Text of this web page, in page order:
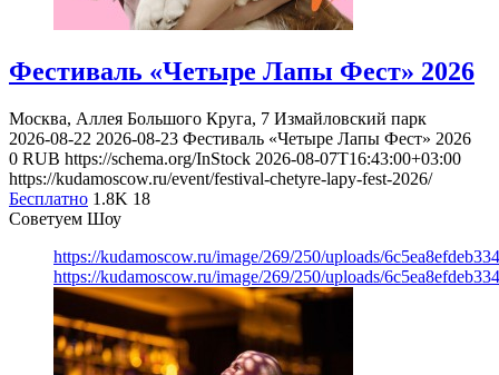
Фестиваль «Четыре Лапы Фест» 2026
Москва, Аллея Большого Круга, 7 Измайловский парк
2026-08-22 2026-08-23 Фестиваль «Четыре Лапы Фест» 2026
0 RUB https://schema.org/InStock 2026-08-07T16:43:00+03:00
https://kudamoscow.ru/event/festival-chetyre-lapy-fest-2026/
Бесплатно 1.8K 18
Советуем Шоу
https://kudamoscow.ru/image/269/250/uploads/
https://kudamoscow.ru/image/269/250/uploads/